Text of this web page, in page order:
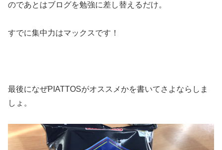
のであとはブログを勉強に差し替えるだけ。
すでに集中力はマックスです！
最後になぜPIATTOSがオススメかを書いてさよならしま
しょ。